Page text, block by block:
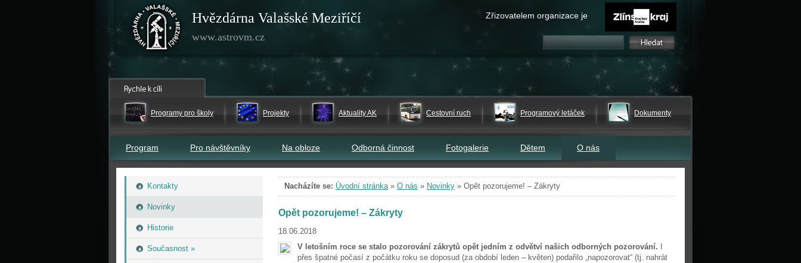
Hvězdárna Valašské Meziříčí
www.astrovm.cz
Zřizovatelem organizace je
Programy pro školy Projekty Aktuality AK Cestovní ruch Programový letáček Dokumenty
Program Pro návštěvníky Na obloze Odborná činnost Fotogalerie Dětem O nás
Kontakty
Novinky
Historie
Současnost »
Nacházíte se: Úvodní stránka» O nás » Novinky » Opět pozorujeme! – Zákryty
Opět pozorujeme! – Zákryty
18.06.2018
V letošním roce se stalo pozorování zákrytů opět jedním z odvětví našich odborných pozorování.
přes špatné počasí z počátku roku se doposud (za období leden – květen) podařilo „napozorovat“ (tj. nahrát